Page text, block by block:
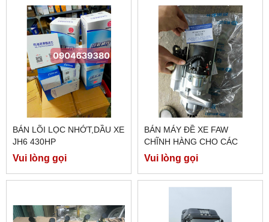
BÁN LÕI LỌC NHỚT,DẦU XE
JH6 430HP
Vui lòng gọi
BÁN MÁY ĐỀ XE FAW
CHĨNH HÀNG CHO CÁC
DÒNG 350HP/260E5/...
Vui lòng gọi